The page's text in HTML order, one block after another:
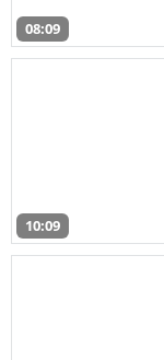
08:09
10:09